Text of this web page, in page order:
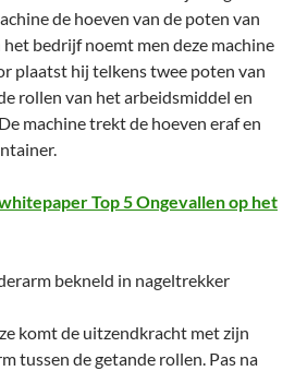
de hoeven van de poten van
bedrijf noemt men deze machine
plaatst hij telkens twee poten van
rollen van het arbeidsmiddel en
machine trekt de hoeven eraf en
Top 5 Ongevallen op het
bekneld in nageltrekker
komt de uitzendkracht met zijn
tussen de getande rollen. Pas na